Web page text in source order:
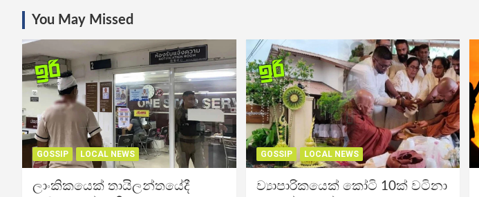
You May Missed
GOSSIP LOCAL NEWS
ලාංකිකයෙක් තායිලන්තයේදී
GOSSIP LOCAL NEWS
ව්‍යාපාරිකයෙක් කෝටි 10ක් වටිනා